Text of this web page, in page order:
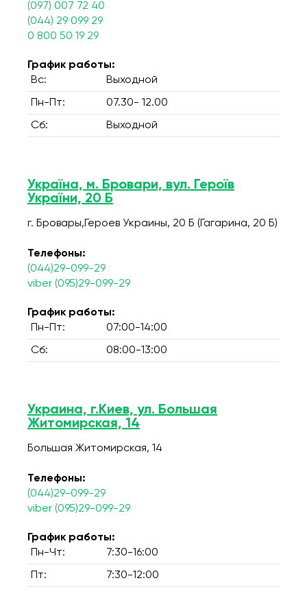
(097) 007 72 40
(044) 29 099 29
0 800 50 19 29
График работы:
Вс:
Выходной
Пн-Пт: 07.30- 12.00
Сб: Выходной
Україна, м. Бровари, вул. Героїв
України, 20 Б
г. Бровары,Героев Украины, 20 Б (Гагарина, 20 Б)
Телефоны:
(044)29-099-29
viber (095)29-099-29
График работы:
Пн-Пт:
07:00-14:00
Сб: 08:00-13:00
Украина, г.Киев, ул. Большая
Житомирская, 14
Большая Житомирская, 14
Телефоны:
(044)29-099-29
viber (095)29-099-29
График работы:
Пн-Чт:
7:30-16:00
Пт: 7:30-12:00